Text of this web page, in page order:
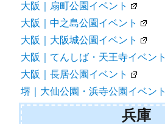
大阪｜扇町公園イベント
大阪｜中之島公園イベント
大阪｜大阪城公園イベント
大阪｜てんしば・天王寺イベント
大阪｜長居公園イベント
堺｜大仙公園・浜寺公園イベント
兵庫